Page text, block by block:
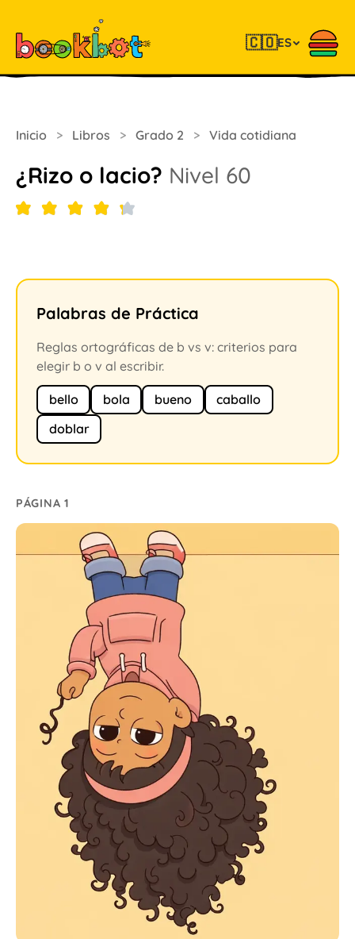
🇨🇴ES
Inicio > Libros > Grado 2 > Vida cotidiana
¿Rizo o lacio? Nivel 60
Palabras de Práctica
Reglas ortográficas de b vs v: criterios para
elegir b o v al escribir.
bello bola bueno
caballo
doblar
PÁGINA 1